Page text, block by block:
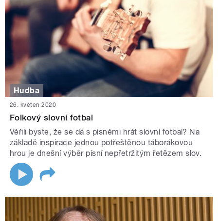
Hudba
26. květen 2020
Folkový slovní fotbal
Věřili byste, že se dá s písněmi hrát slovní fotbal? Na
základě inspirace jednou potřeštěnou táborákovou
hrou je dnešní výběr písní nepřetržitým řetězem slov.